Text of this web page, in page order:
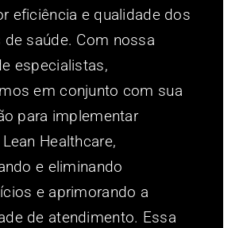
eficiência e qualidade dos
de saúde. Com nossa
especialistas,
em conjunto com sua
para implementar
Healthcare,
e eliminando
e aprimorando a
de atendimento. Essa